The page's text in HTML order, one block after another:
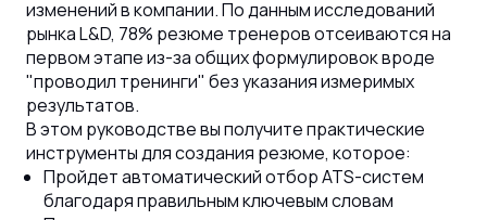
бизнес тренер
Специализации:
бизнес тренер
;
Занятость: полная занятость
График работы: полный день
Время в пути до работы: не имеет
значения
изменений в компании. По данным исследований
рынка L&D, 78% резюме тренеров отсеиваются на
первом этапе из-за общих формулировок вроде
"проводил тренинги" без указания измеримых
результатов.
В этом руководстве вы получите практические
инструменты для создания резюме, которое:
Пройдет автоматический отбор ATS-систем
благодаря правильным ключевым словам